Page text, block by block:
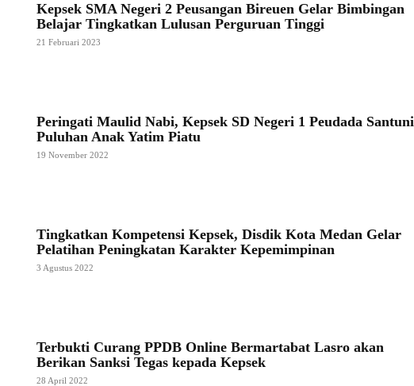
Kepsek SMA Negeri 2 Peusangan Bireuen Gelar Bimbingan
Belajar Tingkatkan Lulusan Perguruan Tinggi
21 Februari 2023
Peringati Maulid Nabi, Kepsek SD Negeri 1 Peudada Santuni
Puluhan Anak Yatim Piatu
19 November 2022
Tingkatkan Kompetensi Kepsek, Disdik Kota Medan Gelar
Pelatihan Peningkatan Karakter Kepemimpinan
3 Agustus 2022
Terbukti Curang PPDB Online Bermartabat Lasro akan
Berikan Sanksi Tegas kepada Kepsek
28 April 2022